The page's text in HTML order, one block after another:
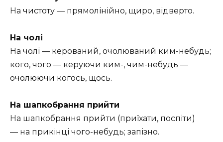
На чистоту — прямолінійно, щиро, відверто.
На чолі
На чолі — керований, очолюваний ким-небудь;
кого, чого — керуючи ким-, чим-небудь —
очолюючи когось, щось.
На шапкобрання прийти
На шапкобрання прийти (приїхати, поспіти)
— на прикінці чого-небудь; запізно.